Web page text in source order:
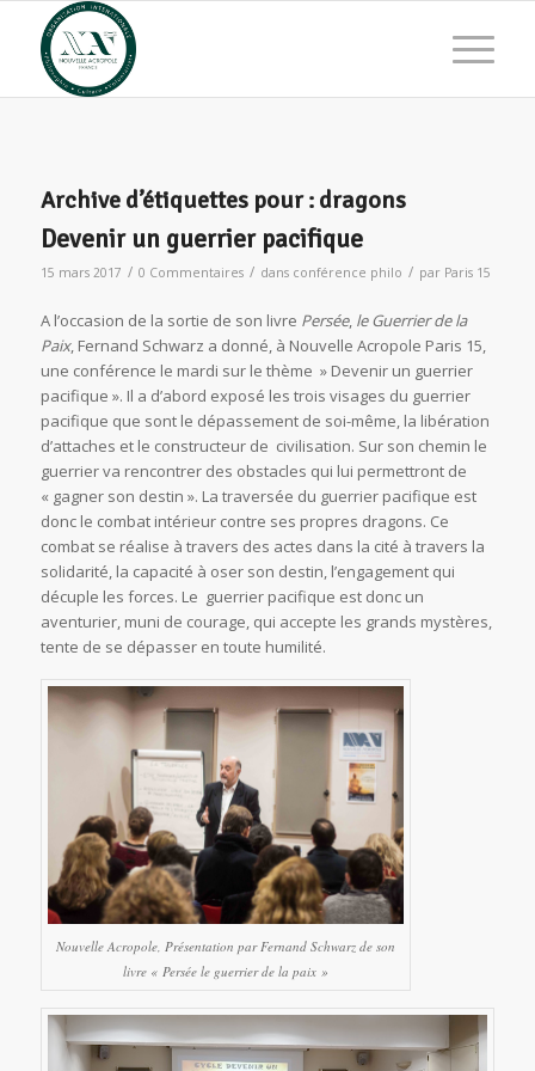
Archive d’étiquettes pour : dragons
Devenir un guerrier pacifique
15 mars 2017 / 0 Commentaires / dans conférence philo / par Paris 15
A l’occasion de la sortie de son livre Persée, le Guerrier de la
Paix, Fernand Schwarz a donné, à Nouvelle Acropole Paris 15,
une conférence le mardi sur le thème » Devenir un guerrier
pacifique ». Il a d’abord exposé les trois visages du guerrier
pacifique que sont le dépassement de soi-même, la libération
d’attaches et le constructeur de civilisation. Sur son chemin le
guerrier va rencontrer des obstacles qui lui permettront de
« gagner son destin ». La traversée du guerrier pacifique est
donc le combat intérieur contre ses propres dragons. Ce
combat se réalise à travers des actes dans la cité à travers la
solidarité, la capacité à oser son destin, l’engagement qui
décuple les forces. Le guerrier pacifique est donc un
aventurier, muni de courage, qui accepte les grands mystères,
tente de se dépasser en toute humilité.
Nouvelle Acropole, Présentation par Fernand Schwarz de son
livre « Persée le guerrier de la paix »